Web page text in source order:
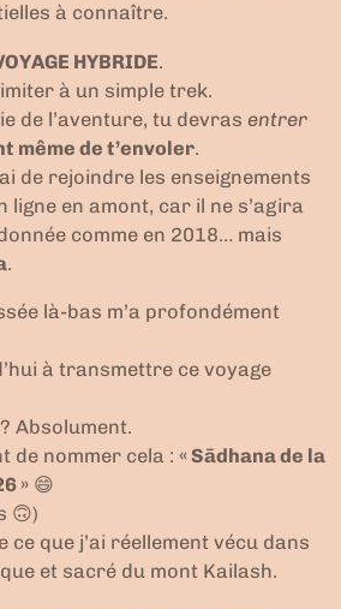
à connaître.
HYBRIDE.
à un simple trek.
de l’aventure, tu devras entrer
même de t’envoler.
de rejoindre les enseignements
ligne en amont, car il ne s’agira
comme en 2018… mais
.
là-bas m’a profondément
à transmettre ce voyage
? Absolument.
de nommer cela : « Sādhana de la
» 😄
🙃)
ce que j’ai réellement vécu dans
et sacré du mont Kailash.